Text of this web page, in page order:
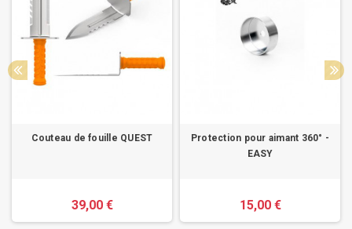
Couteau de fouille QUEST
39,00 €
Protection pour aimant 360° -
EASY
15,00 €